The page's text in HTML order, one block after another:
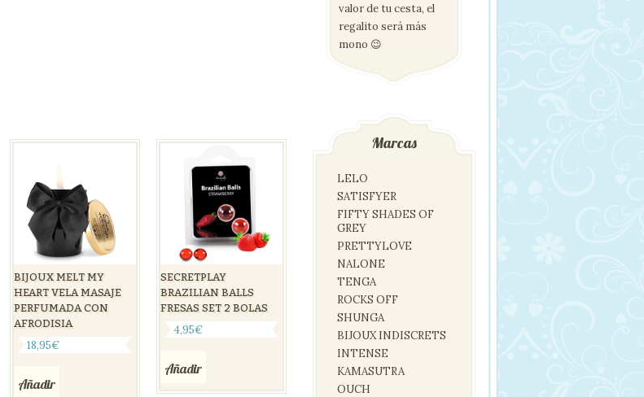
BIJOUX MELT MY
HEART VELA MASAJE
PERFUMADA CON
AFRODISIA
18,95€
Añadir
SECRETPLAY
BRAZILIAN BALLS
FRESAS SET 2 BOLAS
4,95€
Añadir
valor de tu cesta, el
regalito será más
mono 😉
Marcas
LELO
SATISFYER
FIFTY SHADES OF
GREY
PRETTYLOVE
NALONE
TENGA
ROCKS OFF
SHUNGA
BIJOUX INDISCRETS
INTENSE
KAMASUTRA
OUCH